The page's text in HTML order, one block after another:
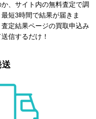
、サイト内の無料査定で調
短3時間で結果が届きま
定結果ページの買取申込み
信するだけ！
送